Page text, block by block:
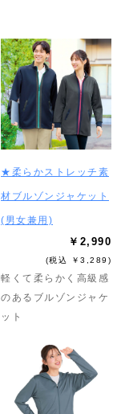
★柔らかストレッチ素
材ブルゾンジャケット
(男女兼用)
￥2,990
(税込 ￥3,289)
軽くて柔らかく高級感
のあるブルゾンジャケ
ット